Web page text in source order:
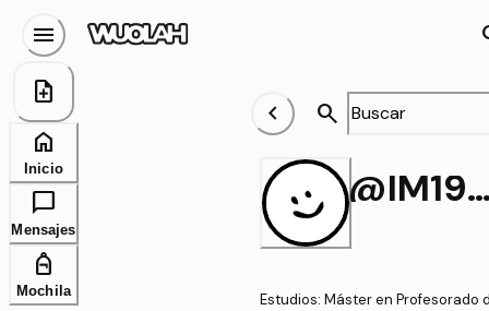
chevron_left search
@IM1998
Estudios: Máster en Profesorado
menu
note_add
home
Inicio
chat_bubble
Mensajes
personal_bag
Mochila